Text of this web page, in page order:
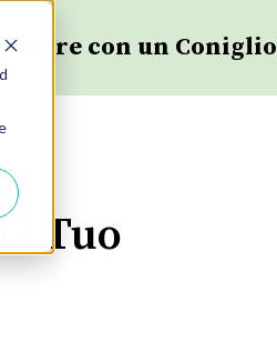
Vivere con un Coniglio
Tuo